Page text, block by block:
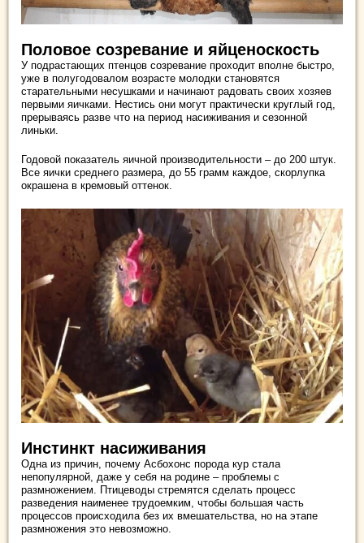
Половое созревание и яйценоскость
У подрастающих птенцов созревание проходит вполне быстро,
уже в полугодовалом возрасте молодки становятся
старательными несушками и начинают радовать своих хозяев
первыми яичками. Нестись они могут практически круглый год,
прерываясь разве что на период насиживания и сезонной
линьки.
Годовой показатель яичной производительности – до 200 штук.
Все яички среднего размера, до 55 грамм каждое, скорлупка
окрашена в кремовый оттенок.
Инстинкт насиживания
Одна из причин, почему Асбохонс порода кур стала
непопулярной, даже у себя на родине – проблемы с
размножением. Птицеводы стремятся сделать процесс
разведения наименее трудоемким, чтобы большая часть
процессов происходила без их вмешательства, но на этапе
размножения это невозможно.